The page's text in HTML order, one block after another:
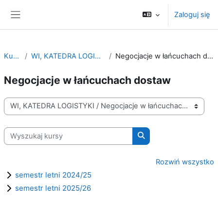
Zaloguj się
Kursy WI, KATEDRA LOGISTYKI Negocjacje w łańcuchach dostaw
Negocjacje w łańcuchach dostaw
Kategorie kursów
Wyszukaj kursy
Wyszukaj kursy
Rozwiń wszystko
semestr letni 2024/25
semestr letni 2025/26